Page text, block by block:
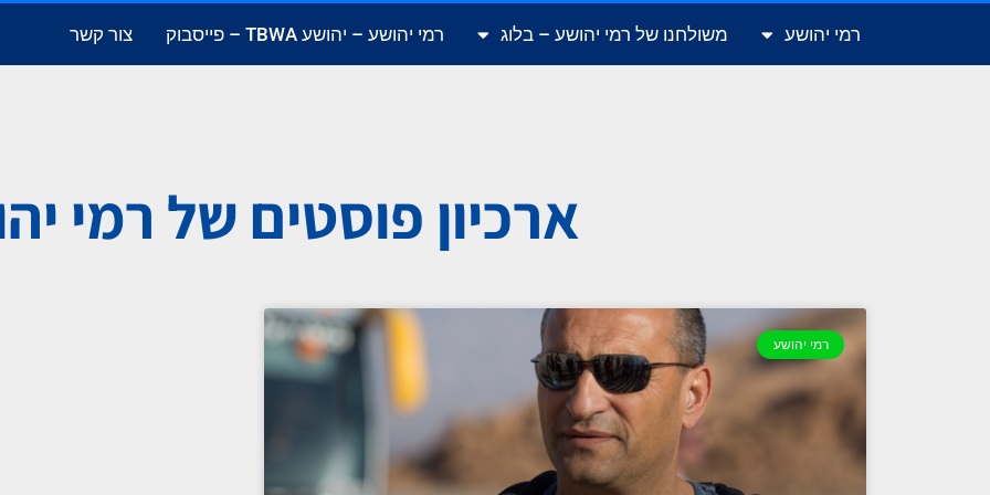
רמי יהושע משולחנו של רמי יהושע – בלוג רמי יהושע – יהושע TBWA – פייסבוק צור קשר
ארכיון פוסטים של רמי
רמי יהושע